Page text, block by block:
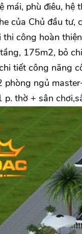
mái, phù điêu, hệ
của Chủ đầu
thi công hoàn
175m2, bỏ
tiết công năng
ngủ
p. thờ + sân